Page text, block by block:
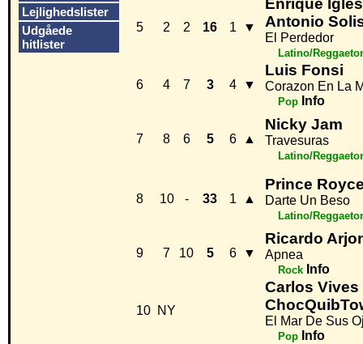
Lejlighedslister
Udgåede
hitlister
5 2 2 16 1 ▼
Enrique
Antonio
El Perdedor
Latino/
6 4 7 3 4 ▼
Luis Fonsi
Corazon En La
Pop Info
7 8 6 5 6 ▲
Nicky Jam
Travesuras
Latino/
8 10 - 33 1 ▲
Prince
Darte Un Beso
Latino/
9 7 10 5 6 ▼
Ricardo
Apnea
Rock Info
10 NY
Carlos Vives
El Mar De Sus
Pop Info